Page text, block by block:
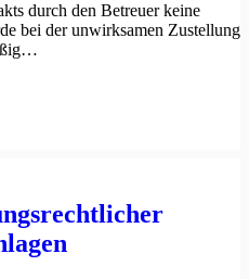
durch den Betreuer keine
bei der unwirksamen Zustellung